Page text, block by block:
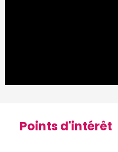
Points d'intérêt
Points d'intérêt